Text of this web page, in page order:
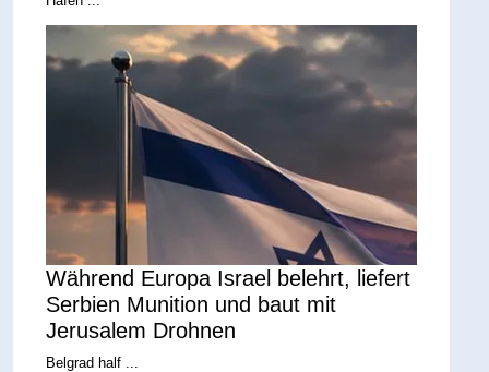
Während Europa Israel belehrt, liefert
Serbien Munition und baut mit
Jerusalem Drohnen
Belgrad half ...